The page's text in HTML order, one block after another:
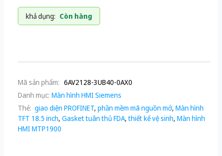
khả dụng: Còn hàng
Mã sản phẩm: 6AV2128-3UB40-0AX0
Danh mục: Màn hình HMI Siemens
Thẻ: giao diện PROFINET, phần mềm mã nguồn mở, Màn hình
TFT 18.5 inch, Gasket tuân thủ FDA,thiết kế vệ sinh, Màn hình
HMI MTP1900